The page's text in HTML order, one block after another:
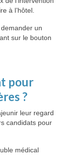
à l’hôtel.
un
sur le bouton
pour
?
leur regard
candidats pour
médical